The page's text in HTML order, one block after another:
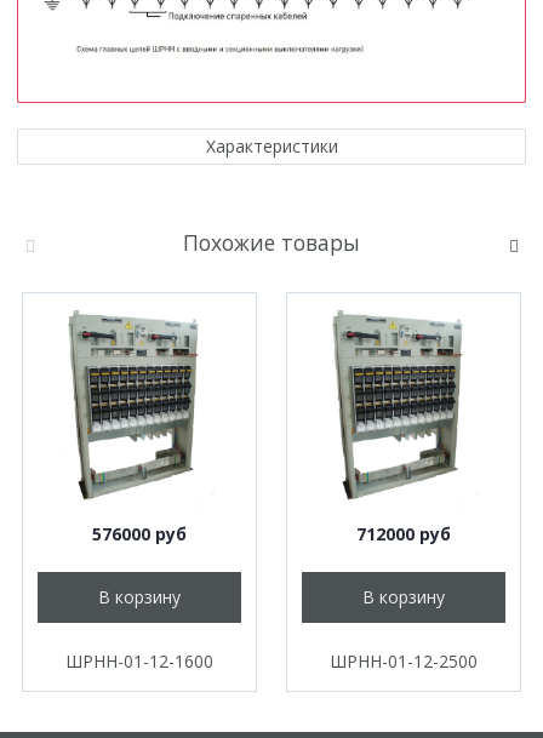
Характеристики
Похожие товары
576000 руб
В корзину
ШРНН-01-12-1600
712000 руб
В корзину
ШРНН-01-12-2500